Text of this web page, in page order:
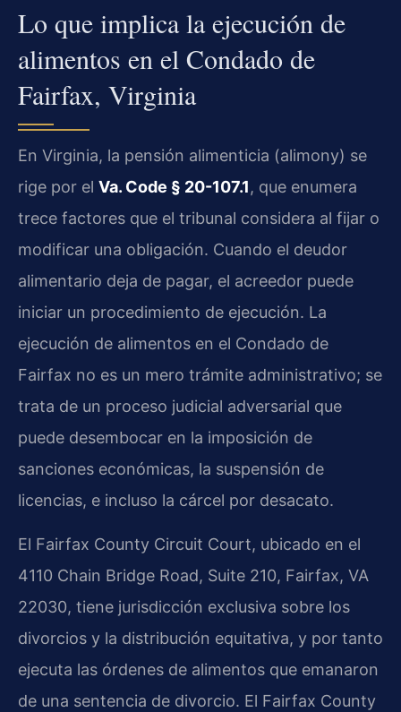
Lo que implica la ejecución de
alimentos en el Condado de
Fairfax, Virginia
En Virginia, la pensión alimenticia (alimony) se
rige por el Va. Code § 20-107.1, que enumera
trece factores que el tribunal considera al fijar o
modificar una obligación. Cuando el deudor
alimentario deja de pagar, el acreedor puede
iniciar un procedimiento de ejecución. La
ejecución de alimentos en el Condado de
Fairfax no es un mero trámite administrativo; se
trata de un proceso judicial adversarial que
puede desembocar en la imposición de
sanciones económicas, la suspensión de
licencias, e incluso la cárcel por desacato.
El Fairfax County Circuit Court, ubicado en el
4110 Chain Bridge Road, Suite 210, Fairfax, VA
22030, tiene jurisdicción exclusiva sobre los
divorcios y la distribución equitativa, y por tanto
ejecuta las órdenes de alimentos que emanaron
de una sentencia de divorcio. El Fairfax County